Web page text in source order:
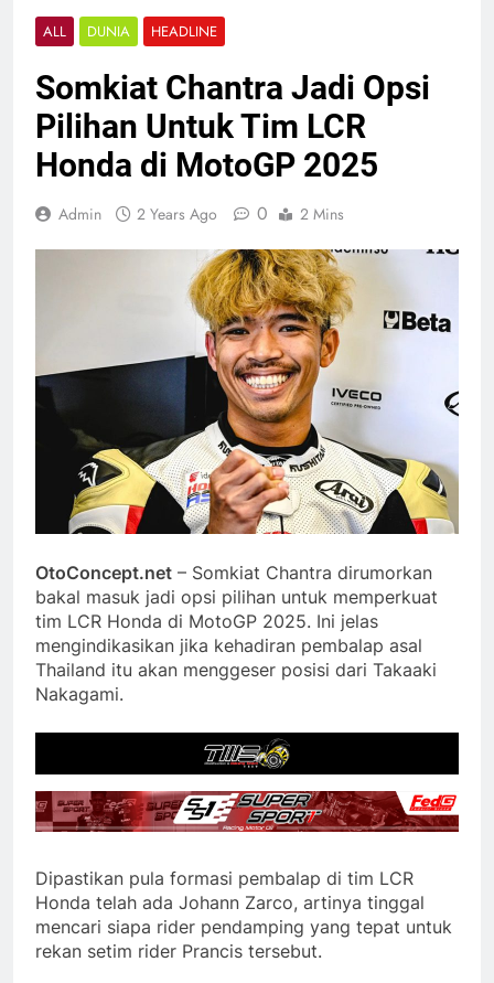
ALL DUNIA HEADLINE
Somkiat Chantra Jadi Opsi
Pilihan Untuk Tim LCR
Honda di MotoGP 2025
Admin 2 Years Ago 0 2 Mins
OtoConcept.net – Somkiat Chantra dirumorkan
bakal masuk jadi opsi pilihan untuk memperkuat
tim LCR Honda di MotoGP 2025. Ini jelas
mengindikasikan jika kehadiran pembalap asal
Thailand itu akan menggeser posisi dari Takaaki
Nakagami.
Dipastikan pula formasi pembalap di tim LCR
Honda telah ada Johann Zarco, artinya tinggal
mencari siapa rider pendamping yang tepat untuk
rekan setim rider Prancis tersebut.